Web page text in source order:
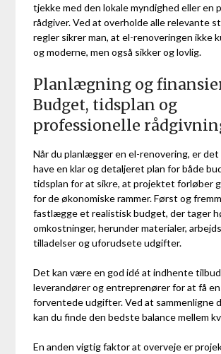
tjekke med den lokale myndighed eller en
rådgiver. Ved at overholde alle relevante
regler sikrer man, at el-renoveringen ikke
og moderne, men også sikker og lovlig.
Planlægning og
Budget, tidsplan og
professionelle
Når du planlægger en el-renovering, er
have en klar og detaljeret plan for både
tidsplan for at sikre, at projektet forløber
for de økonomiske rammer. Først og
fastlægge et realistisk budget, der tager
omkostninger, herunder materialer,
tilladelser og uforudsete udgifter.
Det kan være en god idé at indhente
leverandører og entreprenører for at få en
forventede udgifter. Ved at sammenligne
kan du finde den bedste balance mellem
En anden vigtig faktor at overveje er